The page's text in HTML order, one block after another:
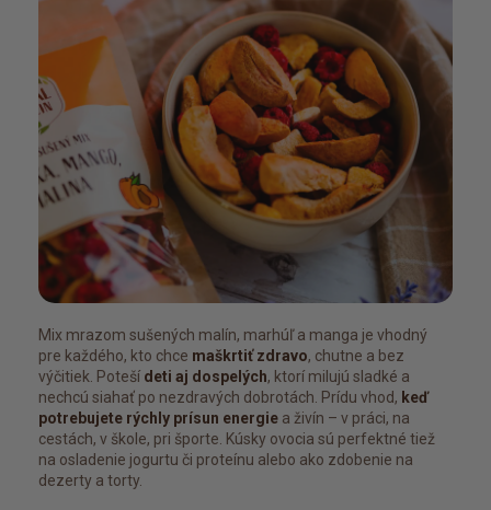
Mix mrazom sušených malín, marhúľ a manga je vhodný
pre každého, kto chce maškrtiť zdravo, chutne a bez
výčitiek. Poteší deti aj dospelých, ktorí milujú sladké a
nechcú siahať po nezdravých dobrotách. Prídu vhod, keď
potrebujete rýchly prísun energie a živín – v práci, na
cestách, v škole, pri športe. Kúsky ovocia sú perfektné tiež
na osladenie jogurtu či proteínu alebo ako zdobenie na
dezerty a torty.